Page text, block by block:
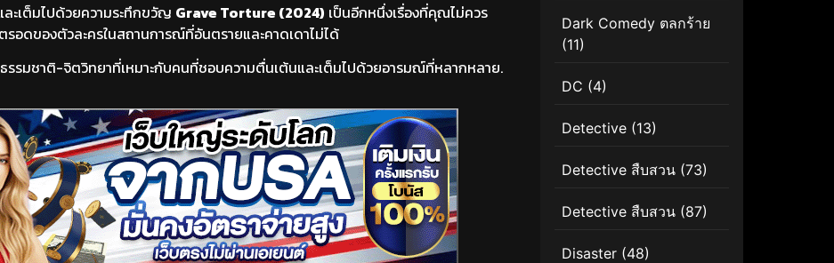
ะเต็มไปด้วยความระทึกขวัญ Grave Torture (2024) เป็นอีกหนึ่งเรื่องที่คุณไม่ควร
อดของตัวละครในสถานการณ์ที่อันตรายและคาดเดาไม่ได้
รรมชาติ-จิตวิทยาที่เหมาะกับคนที่ชอบความตื่นเต้นและเต็มไปด้วยอารมณ์ที่หลากหลาย.
Dark Comedy ตลกร้าย
(11)
DC (4)
Detective (13)
Detective สืบสวน (73)
Detective สืบสวน (87)
Disaster (48)